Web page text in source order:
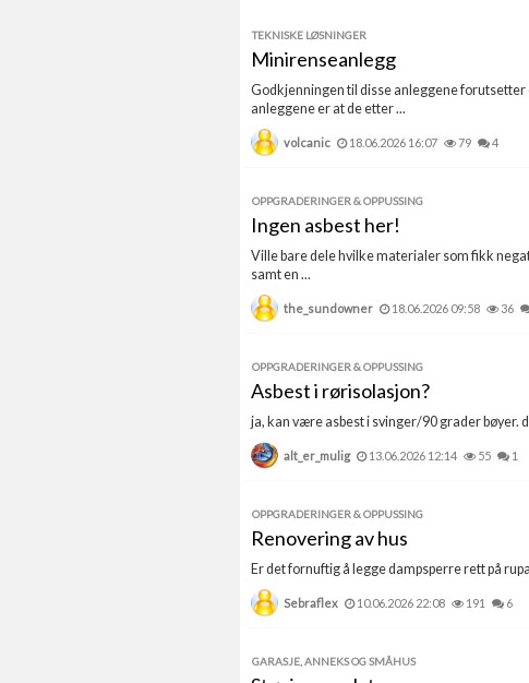
TEKNISKE LØSNINGER
Minirenseanlegg
Godkjenningen til disse anleggene
anleggene er at de etter ...
volcanic 18.06.2026 16:07 79 4
OPPGRADERINGER & OPPUSSING
Ingen asbest her!
Ville bare dele hvilke materialer som fikk
samt en ...
the_sundowner 18.06.2026 09:58 36
OPPGRADERINGER & OPPUSSING
Asbest i rørisolasjon?
ja, kan være asbest i svinger/90 grader bøyer.
alt_er_mulig 13.06.2026 12:14 55 1
OPPGRADERINGER & OPPUSSING
Renovering av hus
Er det fornuftig å legge dampsperre rett på
Sebraflex 10.06.2026 22:08 191 6
GARASJE, ANNEKS OG SMÅHUS